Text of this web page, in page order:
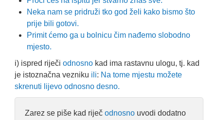
Neka nam se pridruži tko god želi kako bismo što
prije bili gotovi.
Primit ćemo ga u bolnicu čim nađemo slobodno
mjesto.
i) ispred riječi odnosno kad ima rastavnu ulogu, tj. kad
je istoznačna vezniku ili: Na tome mjestu možete
skrenuti lijevo odnosno desno.
Zarez se piše kad riječ odnosno uvodi dodatno